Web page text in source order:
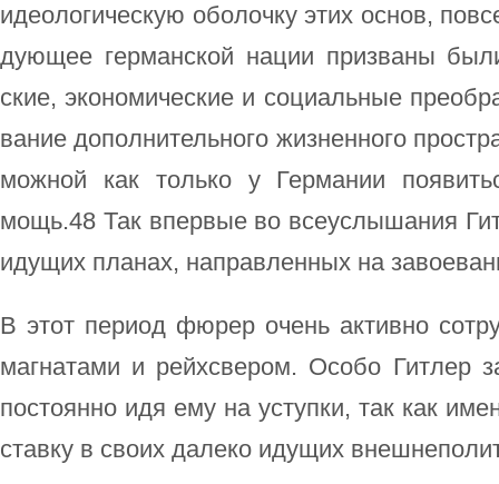
идео­ло­ги­че­скую обо­лоч­ку этих ос­нов,
дую­щее гер­ман­ской на­ции при­зва­ны
ские, эко­но­ми­че­ские и со­ци­аль­ные
ва­ние до­пол­ни­тель­но­го жиз­нен­но­го
мож­ной как толь­ко у Гер­ма­нии
мощь.48 Так впер­вые во все­ус­лы­ша­ния
иду­щих пла­нах, на­прав­лен­ных на
В этот пе­ри­од фю­рер очень ак­тив­но
маг­на­та­ми и рейхс­ве­ром. Осо­бо Гит­лер
по­сто­ян­но идя ему на ус­туп­ки, так как
став­ку в сво­их да­ле­ко иду­щих